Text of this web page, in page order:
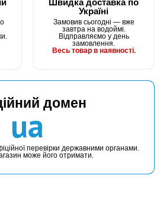
Україні
Замовив сьогодні — вже
завтра на водоймі.
Відправляємо у день
замовлення.
Весь товар в наявності.
домен
ua
перевірки державними органами.
може його отримати.